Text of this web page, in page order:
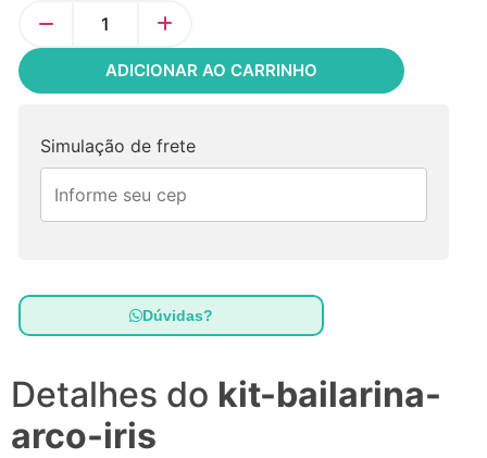
ADICIONAR AO CARRINHO
Simulação de frete
Dúvidas?
Detalhes do kit-bailarina-
arco-iris